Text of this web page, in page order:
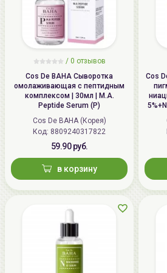
использование после
травмирующих роговой слой
аппаратной косметологии,
/ 0 отзывов
Cos De BAHA Сыворотка
омолаживающая с пептидным
комплексом | 30мл | M.A.
Peptide Serum (P)
Cos De BAHA (Корея)
Код: 8809240317822
59.90 руб.
в корзину
Cos